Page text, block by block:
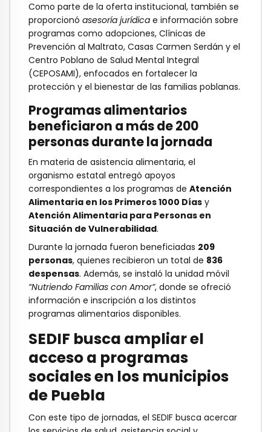
Como parte de la oferta institucional, también se
proporcionó asesoría jurídica e información sobre
programas como adopciones, Clínicas de
Prevención al Maltrato, Casas Carmen Serdán y el
Centro Poblano de Salud Mental Integral
(CEPOSAMI), enfocados en fortalecer la
protección y el bienestar de las familias poblanas.
Programas alimentarios
beneficiaron a más de 200
personas durante la jornada
En materia de asistencia alimentaria, el
organismo estatal entregó apoyos
correspondientes a los programas de Atención
Alimentaria en los Primeros 1000 Días y
Atención Alimentaria para Personas en
Situación de Vulnerabilidad.
Durante la jornada fueron beneficiadas 209
personas, quienes recibieron un total de 836
despensas. Además, se instaló la unidad móvil
“Nutriendo Familias con Amor”, donde se ofreció
información e inscripción a los distintos
programas alimentarios disponibles.
SEDIF busca ampliar el
acceso a programas
sociales en los municipios
de Puebla
Con este tipo de jornadas, el SEDIF busca acercar